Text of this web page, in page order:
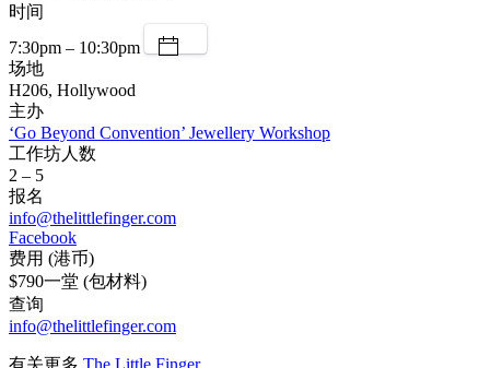
时间
7:30pm – 10:30pm
场地
H206, Hollywood
主办
‘Go Beyond Convention’ Jewellery Workshop
工作坊人数
2 – 5
报名
info@thelittlefinger.com
Facebook
费用 (港币)
$790一堂 (包材料)
查询
info@thelittlefinger.com